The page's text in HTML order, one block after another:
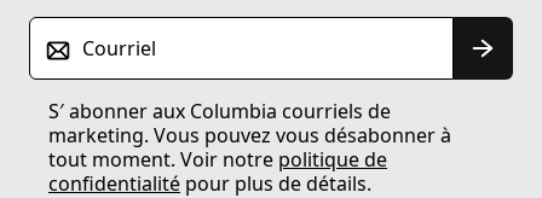
Courriel
S′ abonner aux Columbia courriels de
marketing. Vous pouvez vous désabonner à
tout moment. Voir notre politique de
confidentialité pour plus de détails.